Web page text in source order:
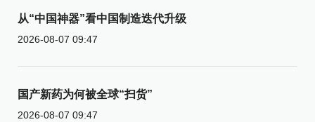
从“中国神器”看中国制造迭代升级
2026-08-07 09:47
国产新药为何被全球“扫货”
2026-08-07 09:47